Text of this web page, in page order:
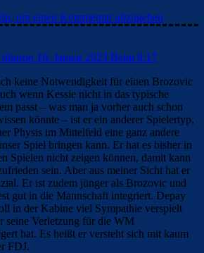
um einen Kommentar abzugeben
18. Januar 2023 Beim 8:17
keine Notwendigkeit für einen Brozovic
wenn Kessie nicht in das typische
passt – was man ja vorher auch schon
könnte – ist er ein anderer Spielertyp,
Physis im Mittelfeld eine ganz andere
Spiel bringen kann. Er hat es bisher in
Spielen nicht zeigen können, damit kann
sein. Aber aus meiner Sicht hat er
Er ist zudem jünger als Brozovic und
gut in die Mannschaft integriert. Depay
in der Kabine viel Sympathie verspielt
seine Verletzung für die WM
hat. Es heißt er versteht sich mit kaum
FDJ.